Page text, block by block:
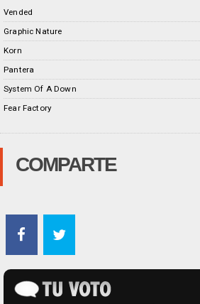
Vended
Graphic Nature
Korn
Pantera
System Of A Down
Fear Factory
COMPARTE